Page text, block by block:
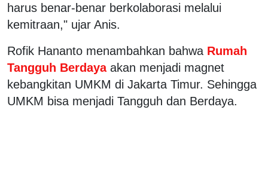
harus benar-benar berkolaborasi melalui
kemitraan," ujar Anis.
Rofik Hananto menambahkan bahwa Rumah
Tangguh Berdaya akan menjadi magnet
kebangkitan UMKM di Jakarta Timur. Sehingga
UMKM bisa menjadi Tangguh dan Berdaya.